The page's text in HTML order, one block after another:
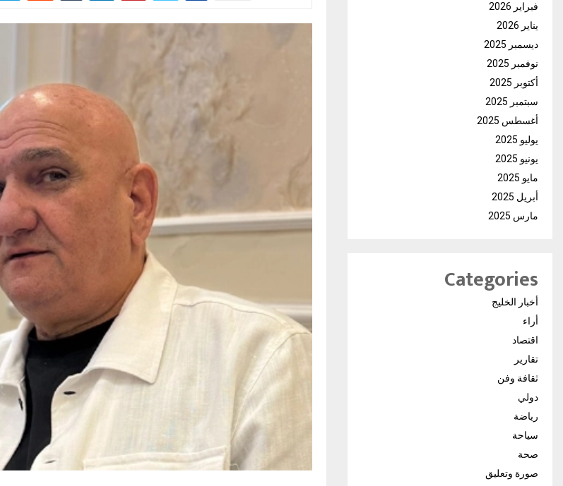
فبراير 2026
يناير 2026
ديسمبر 2025
نوفمبر 2025
أكتوبر 2025
سبتمبر 2025
أغسطس 2025
يوليو 2025
يونيو 2025
مايو 2025
أبريل 2025
مارس 2025
Categories
أخبار الخليج
أراء
اقتصاد
تقارير
ثقافة وفن
دولي
رياضة
سياحة
صحة
صورة وتعليق